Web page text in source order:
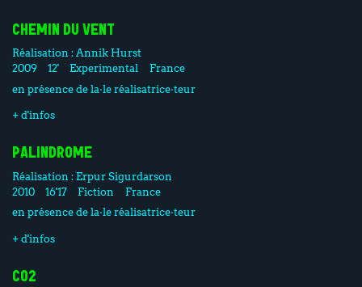
CHEMIN DU VENT
Réalisation : Annik Hurst
2009
12' Experimental
France
en présence de la·le réalisatrice·teur
+ d'infos
PALINDROME
Réalisation : Erpur Sigurdarson
2010
16'17 Fiction
France
en présence de la·le réalisatrice·teur
+ d'infos
CO2